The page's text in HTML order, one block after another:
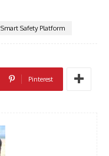
Smart Safety Platform
Pinterest